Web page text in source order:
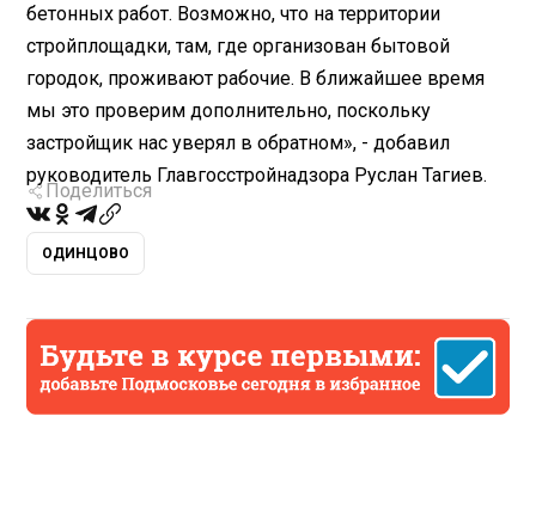
бетонных работ. Возможно, что на территории
стройплощадки, там, где организован бытовой
городок, проживают рабочие. В ближайшее время
мы это проверим дополнительно, поскольку
застройщик нас уверял в обратном», - добавил
руководитель Главгосстройнадзора Руслан Тагиев.
Поделиться
ОДИНЦОВО